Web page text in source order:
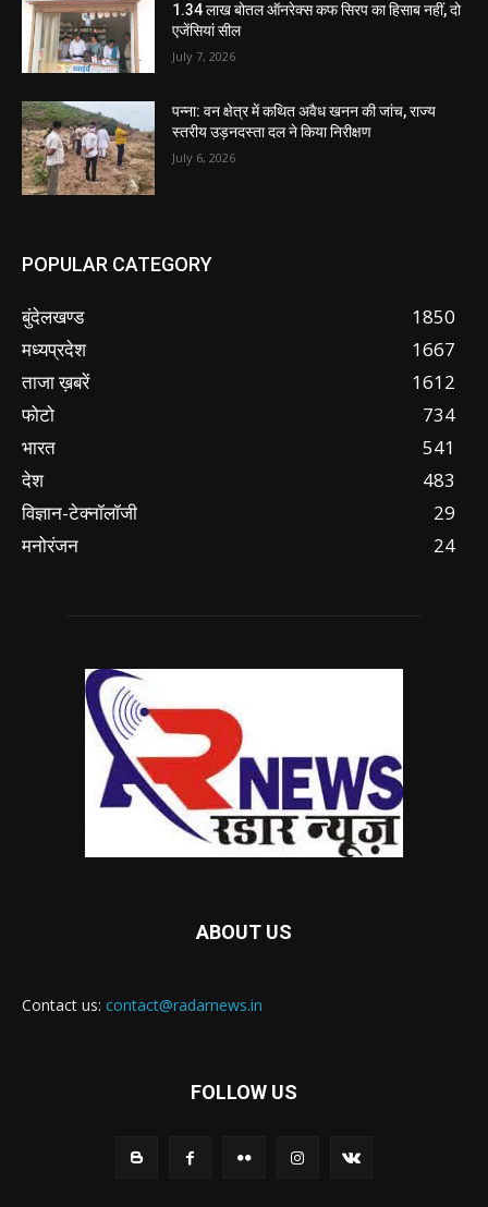
1.34 लाख बोतल ऑनरेक्स कफ सिरप का हिसाब नहीं, दो
एजेंसियां सील
July 7, 2026
पन्ना: वन क्षेत्र में कथित अवैध खनन की जांच, राज्य
स्तरीय उड़नदस्ता दल ने किया निरीक्षण
July 6, 2026
POPULAR CATEGORY
बुंदेलखण्ड
1850
मध्यप्रदेश
1667
ताजा ख़बरें
1612
फोटो
734
भारत
541
देश
483
विज्ञान-टेक्नॉलॉजी
29
मनोरंजन
24
ABOUT US
Contact us: contact@radarnews.in
FOLLOW US